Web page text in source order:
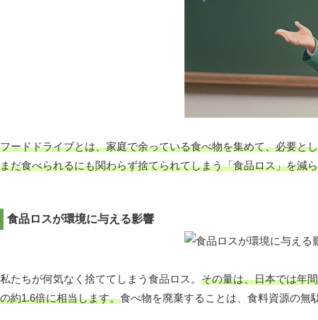
フードドライブとは、家庭で余っている食べ物を集めて、必要と
まだ食べられるにも関わらず捨てられてしまう「食品ロス」を減
食品ロスが環境に与える影響
私たちが何気なく捨ててしまう食品ロス。 その量は、日本では年
の約1.6倍に相当します。食べ物を廃棄することは、食料資源の無